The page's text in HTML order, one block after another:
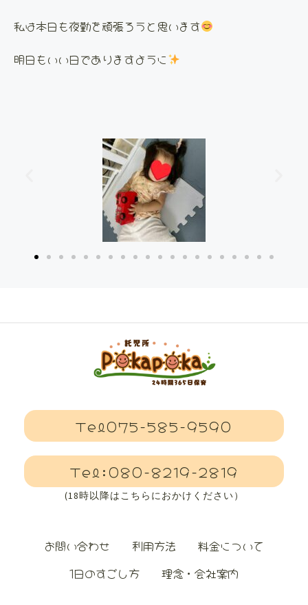
私は本日も夜勤を頑張ろうと思います
明日もいい日でありますように
Tel075-585-9590
Tel:080-8219-2819
(18時以降はこちらにおかけください）
お問い合わせ 利用方法
料金について
1日のすごし方
理念・会社案内